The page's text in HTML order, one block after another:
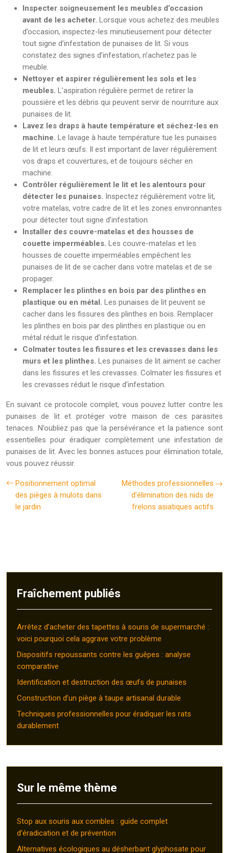
Inspecter soigneusement les meubles d’occasion
avant de les acheter. Lorsque vous achetez des meubles
d’occasion, inspectez-les minutieusement pour détecter
tout signe d’infestation de punaises de lit. Si vous
constatez des signes d’infestation, n’achetez pas le
meuble.
Nettoyer et aspirer régulièrement les sols et les
meubles. L’aspiration régulière permet de retirer la
poussière et les débris qui peuvent servir de nourriture aux
punaises de lit.
Lavez les draps à haute température et séchez-les en
machine. Le lavage à haute température tue les punaises
de lit et leurs œufs. Il est important de laver régulièrement
vos draps et couvertures, et de toujours sécher en
machine.
Contrôler régulièrement le lit et les alentours pour
détecter les punaises. Inspectez régulièrement votre lit,
votre matelas, votre cadre de lit et les zones environnantes
pour détecter tout signe d’infestation.
Installer des couvre-matelas et des housses de
couette imperméables. Les couvre-matelas et les
housses de couette imperméables empêchent les
punaises de lit de se cacher dans votre matelas et de se
propager.
Remplacer les plinthes en bois par des plinthes en
plastique ou en métal. Les punaises de lit peuvent se
cacher dans les fissures des plinthes en bois. Remplacer
les plinthes en bois par des plinthes en plastique ou en
métal réduit le risque d’infestation.
Colmater toutes les fissures et les crevasses dans les
murs et les plinthes. Les punaises de lit aiment se cacher
dans les fissures et les crevasses. Colmater les fissures et
les crevasses réduit le risque d’infestation.
En suivant ce protocole complet, vous pouvez lutter contre les
punaises de lit et protéger votre maison de ces parasites
tenaces. N’oubliez pas que la persévérance et la patience sont
essentielles pour éradiquer complètement une infestation de
punaises de lit. Avec les bonnes astuces pour élimination totale,
vous pouvez réussir.
Positionnement optimal
des pièges à mulots dans
le jardin
Méthodes professionnelles
d’élimination des nids de
frelons asiatiques actifs
Fraîchement publiés
Arrêtez d’acheter des tapettes à souris de supermarché :
voici pourquoi cela aggrave votre problème
Dispositifs repoussants contre les guêpes : analyse
comparative
Identification et destruction des œufs de punaises
Construction d’un piège à taupe artisanal durable
Techniques professionnelles pour éradiquer les rats
durablement
Sur le même thème
Stop aux souris aux combles : guide complet
d’éradication et de prévention
Alternatives écologiques au désherbant glyphosate pour